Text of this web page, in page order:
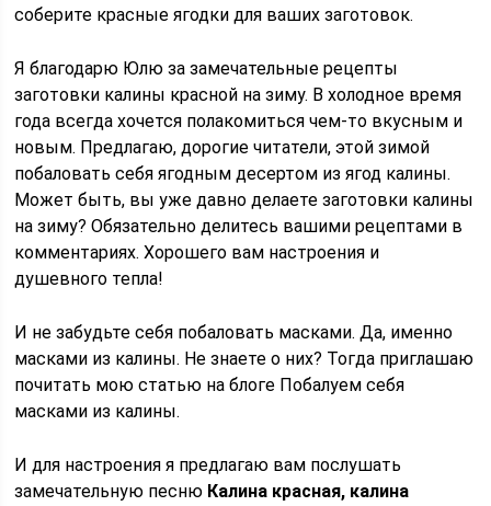
соберите красные ягодки для ваших заготовок.
Я благодарю Юлю за замечательные рецепты
заготовки калины красной на зиму. В холодное время
года всегда хочется полакомиться чем-то вкусным и
новым. Предлагаю, дорогие читатели, этой зимой
побаловать себя ягодным десертом из ягод калины.
Может быть, вы уже давно делаете заготовки калины
на зиму? Обязательно делитесь вашими рецептами в
комментариях. Хорошего вам настроения и
душевного тепла!
И не забудьте себя побаловать масками. Да, именно
масками из калины. Не знаете о них? Тогда приглашаю
почитать мою статью на блоге Побалуем себя
масками из калины.
И для настроения я предлагаю вам послушать
замечательную песню Калина красная, калина